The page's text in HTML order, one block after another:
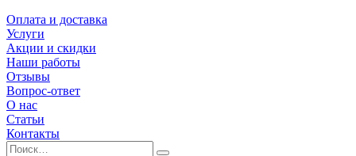
Оплата и доставка
Услуги
Акции и скидки
Наши работы
Отзывы
Вопрос-ответ
О нас
Статьи
Контакты